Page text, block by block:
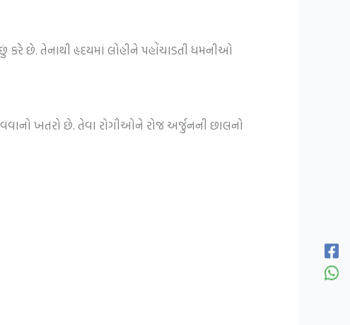
છે. તેનાથી હૃદયમાં લોહીને પહોંચાડતી ધમનીઓ
ખતરો છે. તેવા રોગીઓને રોજ અર્જુનની છાલનો